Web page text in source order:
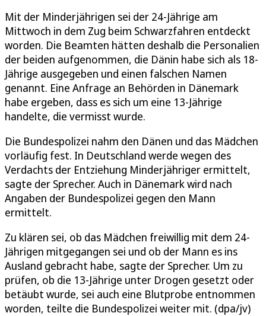
Mit der Minderjährigen sei der 24-Jährige am
Mittwoch in dem Zug beim Schwarzfahren entdeckt
worden. Die Beamten hätten deshalb die Personalien
der beiden aufgenommen, die Dänin habe sich als 18-
Jährige ausgegeben und einen falschen Namen
genannt. Eine Anfrage an Behörden in Dänemark
habe ergeben, dass es sich um eine 13-Jährige
handelte, die vermisst wurde.
Die Bundespolizei nahm den Dänen und das Mädchen
vorläufig fest. In Deutschland werde wegen des
Verdachts der Entziehung Minderjähriger ermittelt,
sagte der Sprecher. Auch in Dänemark wird nach
Angaben der Bundespolizei gegen den Mann
ermittelt.
Zu klären sei, ob das Mädchen freiwillig mit dem 24-
Jährigen mitgegangen sei und ob der Mann es ins
Ausland gebracht habe, sagte der Sprecher. Um zu
prüfen, ob die 13-Jährige unter Drogen gesetzt oder
betäubt wurde, sei auch eine Blutprobe entnommen
worden, teilte die Bundespolizei weiter mit. (dpa/jv)